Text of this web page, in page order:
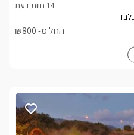
החל מ- ₪800